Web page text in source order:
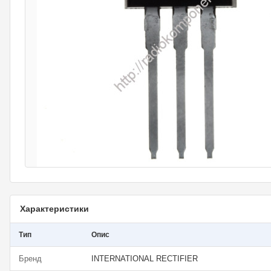
Характеристики
Тип Опис
Бренд INTERNATIONAL RECTIFIER